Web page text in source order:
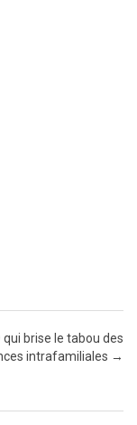
qui brise le tabou des
intrafamiliales →